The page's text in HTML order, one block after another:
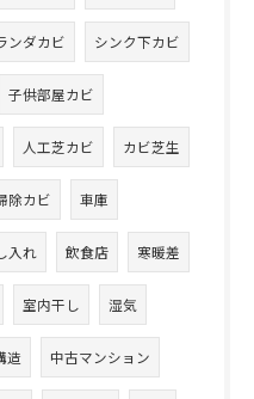
ンダカビ シンク下カビ
子供部屋カビ
人工芝カビ カビ芝生
除カビ 車庫
入れ 飲食店 寒暖差
室内干し 湿気
造 中古マンション